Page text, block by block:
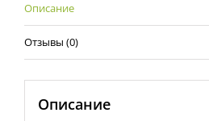
Описание
Отзывы (0)
Описание